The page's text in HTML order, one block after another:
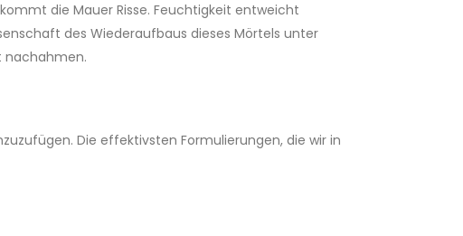
die Mauer Risse. Feuchtigkeit entweicht
des Wiederaufbaus dieses Mörtels unter
nachahmen.
Die effektivsten Formulierungen, die wir in